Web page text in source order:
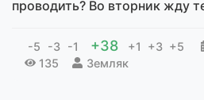
проводить? Во вторник жду
-5 -3 -1 +38 +1 +3 +5
135
Земляк